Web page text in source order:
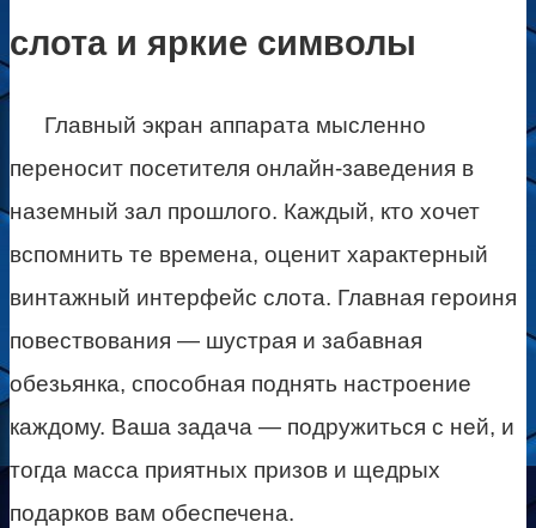
слота и яркие символы
Главный экран аппарата мысленно
переносит посетителя онлайн-заведения в
наземный зал прошлого. Каждый, кто хочет
вспомнить те времена, оценит характерный
винтажный интерфейс слота. Главная героиня
повествования — шустрая и забавная
обезьянка, способная поднять настроение
каждому. Ваша задача — подружиться с ней, и
тогда масса приятных призов и щедрых
подарков вам обеспечена.